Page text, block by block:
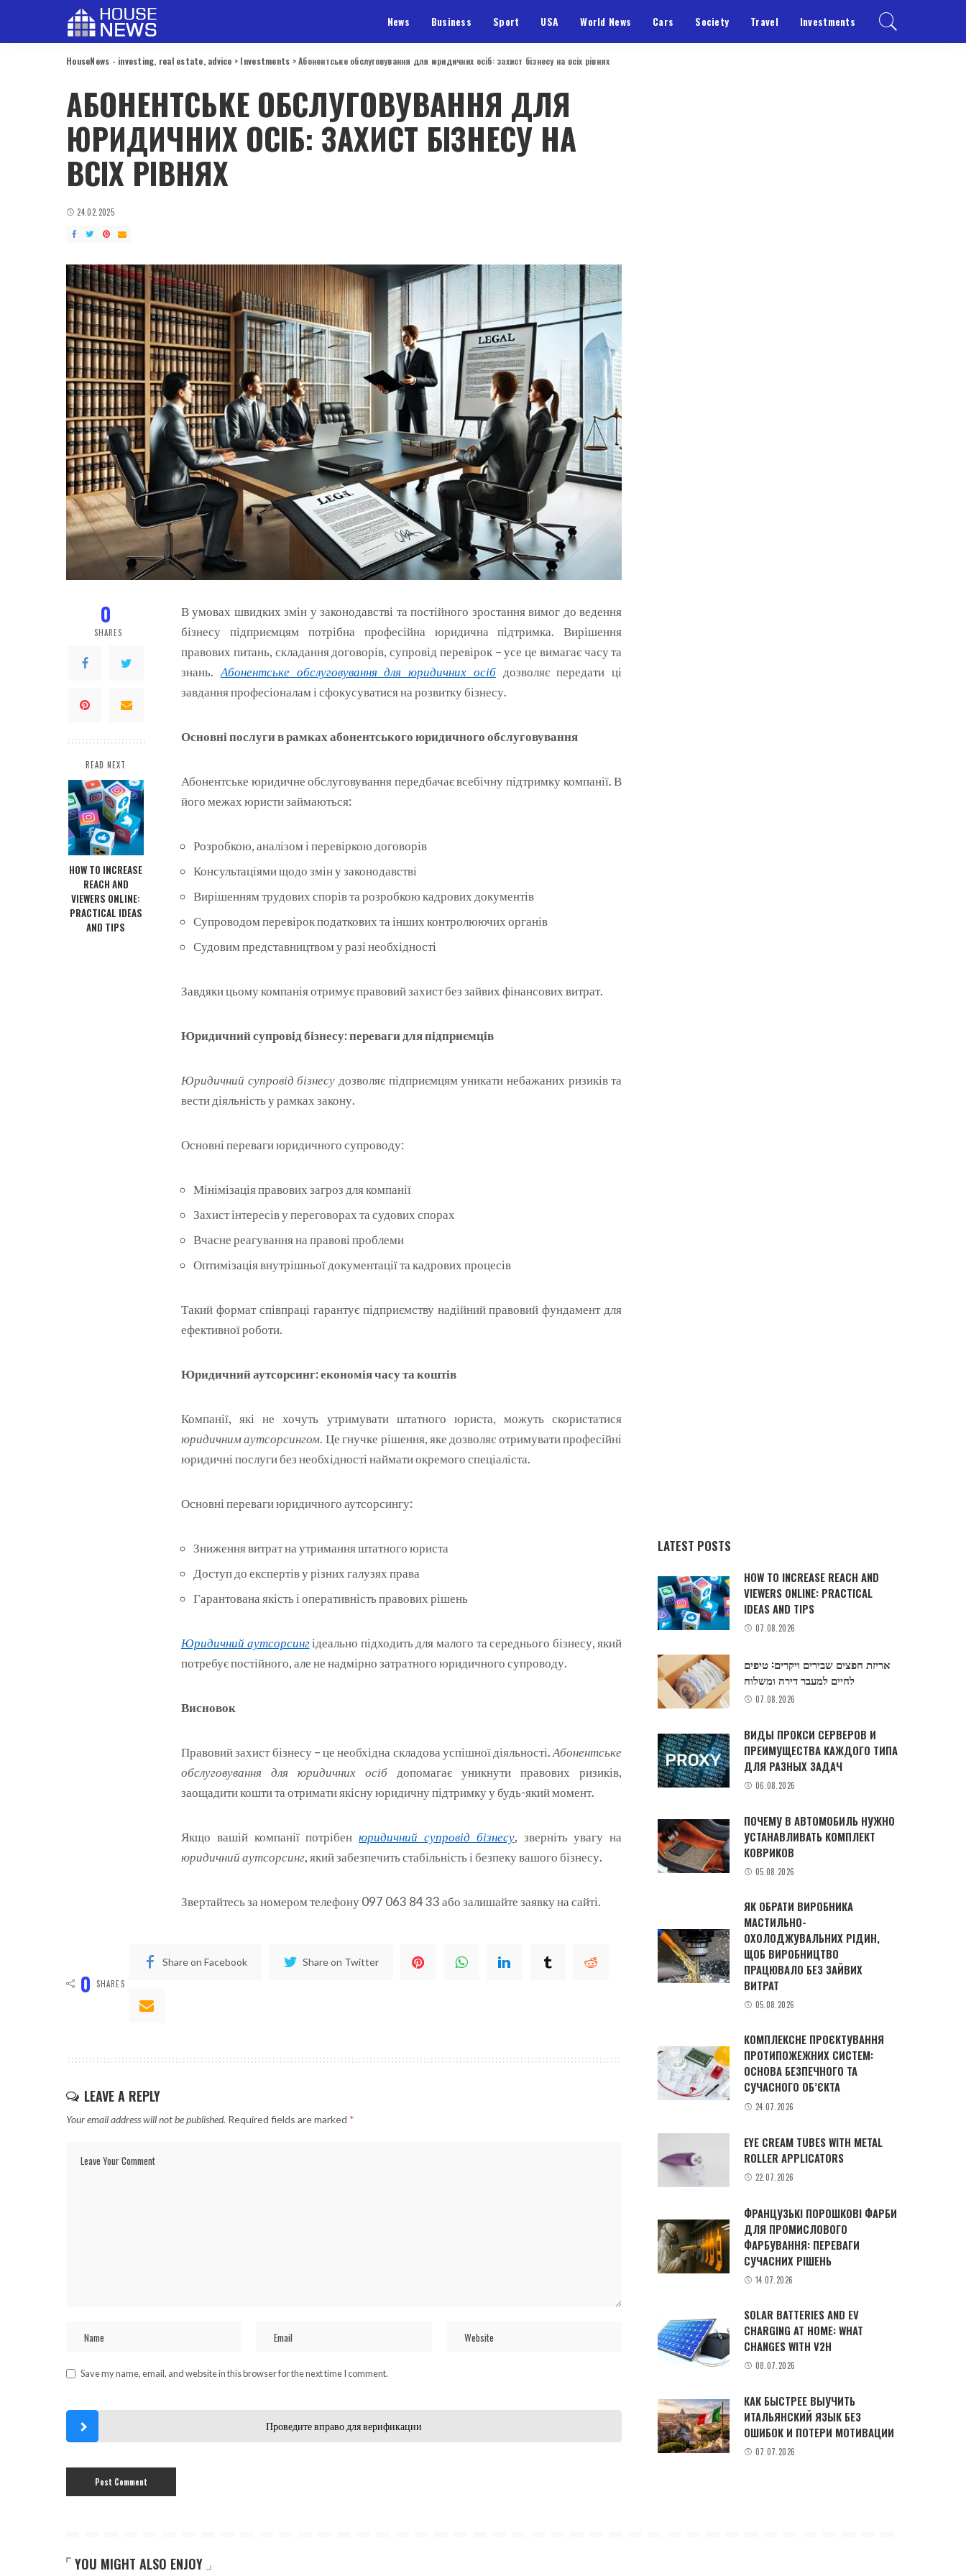
News Business Sport USA World News Cars Society Travel Investments
HouseNews - investing, real estate, advice > Investments >Абонентське обслуговування для юридичних осіб: захист бізнесу на всіх рівнях
АБОНЕНТСЬКЕ ОБСЛУГОВУВАННЯ ДЛЯ
ЮРИДИЧНИХ ОСІБ: ЗАХИСТ БІЗНЕСУ НА
ВСІХ РІВНЯХ
24.02.2025
0
SHARES
READ NEXT
HOW TO INCREASE
REACH AND
VIEWERS ONLINE:
PRACTICAL IDEAS
AND TIPS
В умовах швидких змін у законодавстві та постійного зростання вимог до ведення
бізнесу підприємцям потрібна професійна юридична підтримка. Вирішення
правових питань, складання договорів, супровід перевірок – усе це вимагає часу та
знань. Абонентське обслуговування для юридичних осібдозволяє передати ці
завдання професіоналам і сфокусуватися на розвитку бізнесу.
Основні послуги в рамках абонентського юридичного обслуговування
Абонентське юридичне обслуговування передбачає всебічну підтримку компанії. В
його межах юристи займаються:
Розробкою, аналізом і перевіркою договорів
Консультаціями щодо змін у законодавстві
Вирішенням трудових спорів та розробкою кадрових документів
Супроводом перевірок податкових та інших контролюючих органів
Судовим представництвом у разі необхідності
Завдяки цьому компанія отримує правовий захист без зайвих фінансових витрат.
Юридичний супровід бізнесу: переваги для підприємців
Юридичний супровід бізнесу дозволяє підприємцям уникати небажаних ризиків та
вести діяльність у рамках закону.
Основні переваги юридичного супроводу:
Мінімізація правових загроз для компанії
Захист інтересів у переговорах та судових спорах
Вчасне реагування на правові проблеми
Оптимізація внутрішньої документації та кадрових процесів
Такий формат співпраці гарантує підприємству надійний правовий фундамент для
ефективної роботи.
Юридичний аутсорсинг: економія часу та коштів
Компанії, які не хочуть утримувати штатного юриста, можуть скористатися
юридичним аутсорсингом. Це гнучке рішення, яке дозволяє отримувати професійні
юридичні послуги без необхідності наймати окремого спеціаліста.
Основні переваги юридичного аутсорсингу:
Зниження витрат на утримання штатного юриста
Доступ до експертів у різних галузях права
Гарантована якість і оперативність правових рішень
Юридичний аутсорсингідеально підходить для малого та середнього бізнесу, який
потребує постійного, але не надмірно затратного юридичного супроводу.
Висновок
Правовий захист бізнесу – це необхідна складова успішної діяльності.Абонентське
обслуговування для юридичних осіб допомагає уникнути правових ризиків,
заощадити кошти та отримати якісну юридичну підтримку у будь-який момент.
Якщо вашій компанії потрібенюридичний супровід бізнесу, зверніть увагу на
юридичний аутсорсинг, який забезпечить стабільність і безпеку вашого бізнесу.
Звертайтесь за номером телефону 097 063 84 33 або залишайте заявку на сайті.
0 SHARES
Share on Facebook Share on Twitter
LEAVE A REPLY
Your email address will not be published. Required fields are marked *
Save my name, email, and website in this browser for the next time I comment.
Проведите вправо для верификации
LATEST POSTS
HOW TO INCREASE REACH AND
VIEWERS ONLINE: PRACTICAL
IDEAS AND TIPS
07.08.2026
אריזת חפצים שבירים ויקרים: טיפים
לחיים למעבר דירה ומשלוח
07.08.2026
ВИДЫ ПРОКСИ СЕРВЕРОВ И
ПРЕИМУЩЕСТВА КАЖДОГО ТИПА
ДЛЯ РАЗНЫХ ЗАДАЧ
06.08.2026
ПОЧЕМУ В АВТОМОБИЛЬ НУЖНО
УСТАНАВЛИВАТЬ КОМПЛЕКТ
КОВРИКОВ
05.08.2026
ЯК ОБРАТИ ВИРОБНИКА
МАСТИЛЬНО-
ОХОЛОДЖУВАЛЬНИХ РІДИН,
ЩОБ ВИРОБНИЦТВО
ПРАЦЮВАЛО БЕЗ ЗАЙВИХ
ВИТРАТ
05.08.2026
КОМПЛЕКСНЕ ПРОЄКТУВАННЯ
ПРОТИПОЖЕЖНИХ СИСТЕМ:
ОСНОВА БЕЗПЕЧНОГО ТА
СУЧАСНОГО ОБ’ЄКТА
24.07.2026
EYE CREAM TUBES WITH METAL
ROLLER APPLICATORS
22.07.2026
ФРАНЦУЗЬКІ ПОРОШКОВІ ФАРБИ
ДЛЯ ПРОМИСЛОВОГО
ФАРБУВАННЯ: ПЕРЕВАГИ
СУЧАСНИХ РІШЕНЬ
14.07.2026
SOLAR BATTERIES AND EV
CHARGING AT HOME: WHAT
CHANGES WITH V2H
08.07.2026
КАК БЫСТРЕЕ ВЫУЧИТЬ
ИТАЛЬЯНСКИЙ ЯЗЫК БЕЗ
ОШИБОК И ПОТЕРИ МОТИВАЦИИ
07.07.2026
YOU MIGHT ALSO ENJOY